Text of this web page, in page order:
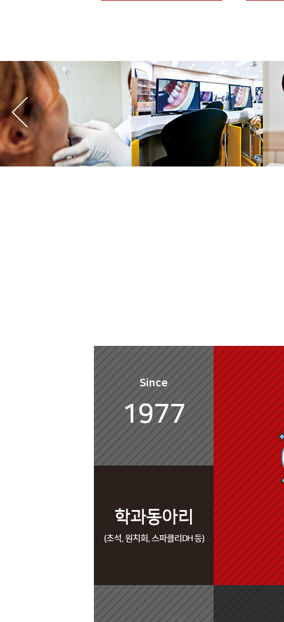
Since
1977
학과동아리
(초석, 원치회, 스파클리DH 등)